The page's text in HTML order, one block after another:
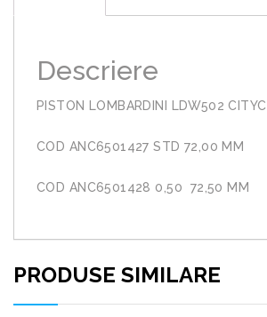
Descriere
PISTON LOMBARDINI LDW502
COD ANC6501427 STD 72,00 MM
COD ANC6501428 0,50 72,50 MM
PRODUSE SIMILARE